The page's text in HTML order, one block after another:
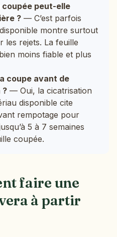
coupée peut-elle
? — C’est parfois
montre surtout
les rejets. La feuille
moins fiable et plus
coupe avant de
? — Oui, la cicatrisation
disponible cite
rempotage pour
5 à 7 semaines
coupée.
faire une
à partir